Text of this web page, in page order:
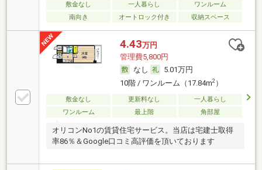
敷金なし 一人暮らし
ワンルーム
南向き
オートロック付き 収納スペース
4.43万円
管理費5,800円
なし
5.01万円
10階 / ワンルーム（17.84m2）
敷金なし 更新料なし
一人暮らし
ワンルーム
最上階 角部屋
オリコンNo1の賃貸住宅サービス。当店は宅建士取得
率86％＆Google口コミ高評価を頂いております